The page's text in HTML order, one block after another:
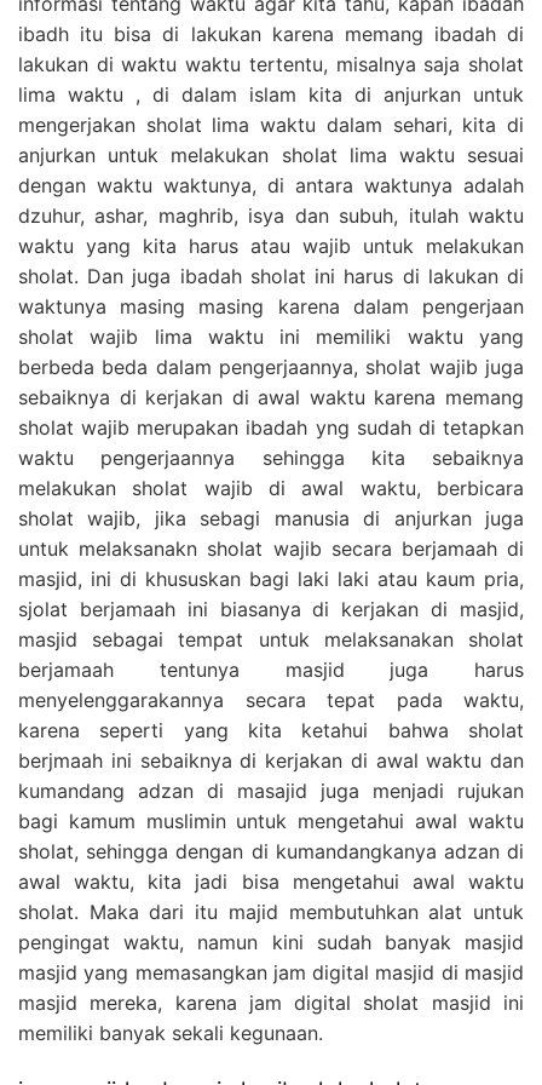
ibadh itu bisa di lakukan karena memang ibadah di
lakukan di waktu waktu tertentu, misalnya saja sholat
lima waktu , di dalam islam kita di anjurkan untuk
mengerjakan sholat lima waktu dalam sehari, kita di
anjurkan untuk melakukan sholat lima waktu sesuai
dengan waktu waktunya, di antara waktunya adalah
dzuhur, ashar, maghrib, isya dan subuh, itulah waktu
waktu yang kita harus atau wajib untuk melakukan
sholat. Dan juga ibadah sholat ini harus di lakukan di
waktunya masing masing karena dalam pengerjaan
sholat wajib lima waktu ini memiliki waktu yang
berbeda beda dalam pengerjaannya, sholat wajib juga
sebaiknya di kerjakan di awal waktu karena memang
sholat wajib merupakan ibadah yng sudah di tetapkan
waktu pengerjaannya sehingga kita sebaiknya
melakukan sholat wajib di awal waktu, berbicara
sholat wajib, jika sebagi manusia di anjurkan juga
untuk melaksanakn sholat wajib secara berjamaah di
masjid, ini di khususkan bagi laki laki atau kaum pria,
sjolat berjamaah ini biasanya di kerjakan di masjid,
masjid sebagai tempat untuk melaksanakan sholat
berjamaah tentunya masjid juga harus
menyelenggarakannya secara tepat pada waktu,
karena seperti yang kita ketahui bahwa sholat
berjmaah ini sebaiknya di kerjakan di awal waktu dan
kumandang adzan di masajid juga menjadi rujukan
bagi kamum muslimin untuk mengetahui awal waktu
sholat, sehingga dengan di kumandangkanya adzan di
awal waktu, kita jadi bisa mengetahui awal waktu
sholat. Maka dari itu majid membutuhkan alat untuk
pengingat waktu, namun kini sudah banyak masjid
masjid yang memasangkan jam digital masjid di masjid
masjid mereka, karena jam digital sholat masjid ini
memiliki banyak sekali kegunaan.